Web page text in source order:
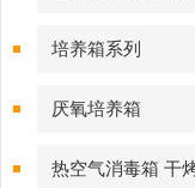
培养箱系列
厌氧培养箱
热空气消毒箱 干